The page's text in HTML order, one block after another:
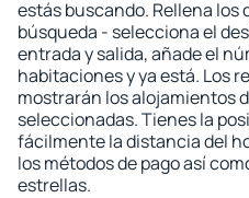
estás buscando. Rellena los
búsqueda - selecciona el
entrada y salida, añade el
habitaciones y ya está. Los
mostrarán los alojamientos
seleccionadas. Tienes la
fácilmente la distancia del
los métodos de pago así
estrellas.